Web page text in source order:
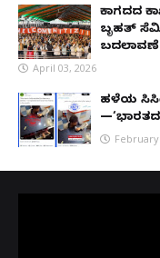
ಕಾಗದದ
ಬೃಹತ್
ಬದಲಾವಣೆ
April 03, 2026
ಹಳೆಯ
February